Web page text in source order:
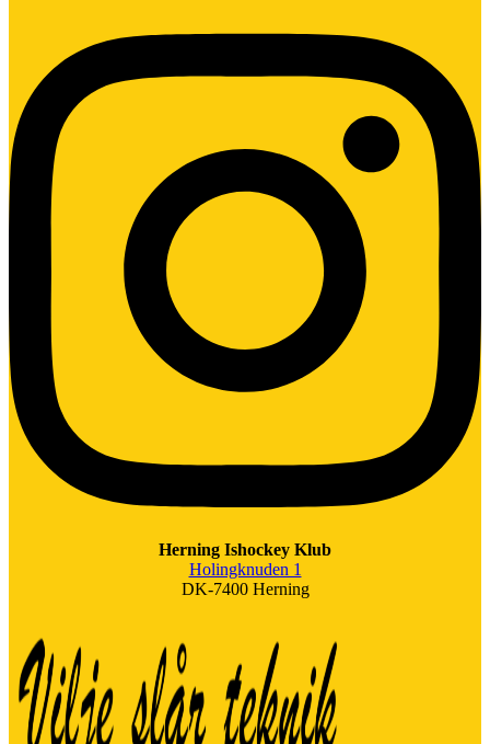
Herning Ishockey Klub
Holingknuden 1
DK-7400 Herning